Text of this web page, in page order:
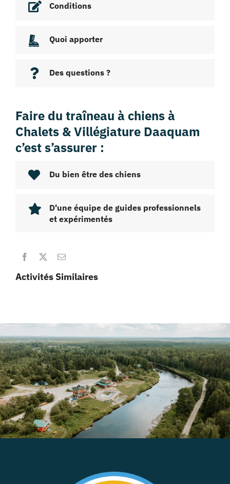
Conditions
Quoi apporter
Des questions ?
Faire du traîneau à chiens à
Chalets & Villégiature Daaquam
c’est s’assurer :
Du bien être des chiens
D'une équipe de guides professionnels
et expérimentés
Activités Similaires